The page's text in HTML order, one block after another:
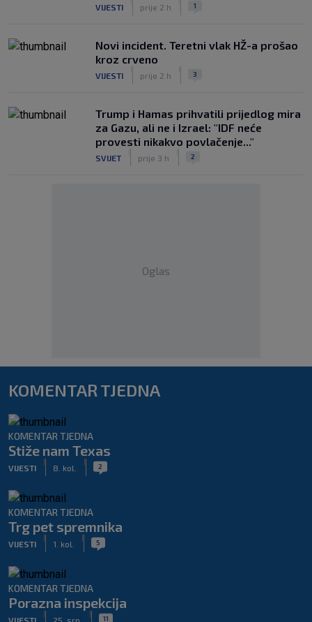
VIJESTI prije 2 h 1
Novi incident. Teretni vlak HŽ-a prošao
kroz crveno
VIJESTI prije 2 h 3
Trump i Hamas prihvatili prijedlog mira
za Gazu, ali ne i Izrael: "IDF neće
provesti nikakvo povlačenje..."
SVIJET prije 3 h 2
Oglas
KOMENTAR TJEDNA
KOMENTAR TJEDNA
Stiže nam Texas
VIJESTI 8. kol. 2
KOMENTAR TJEDNA
Trg pet spremnika
VIJESTI 1. kol. 5
KOMENTAR TJEDNA
Porazna inspekcija
VIJESTI 25. srp. 11